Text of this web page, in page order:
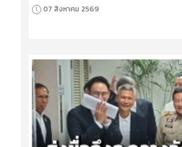
07 สิงหาคม 2569